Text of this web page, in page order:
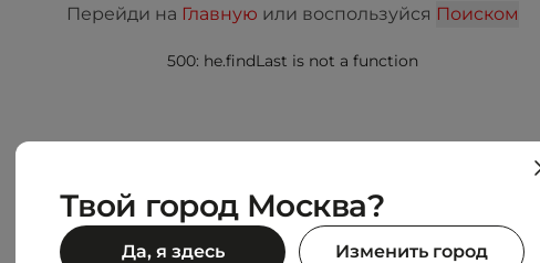
Перейди на Главную или воспользуйся Поиском
500: he.findLast is not a function
Твой город Москва?
Да, я здесь Изменить город